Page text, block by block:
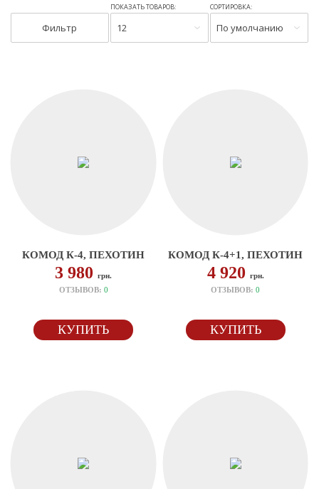
Фильтр
ПОКАЗАТЬ ТОВАРОВ:
12
СОРТИРОВКА:
По умолчанию
КОМОД К-4, ПЕХОТИН
3 980грн.
ОТЗЫВОВ: 0
КУПИТЬ
КОМОД К-4+1, ПЕХОТИН
4 920 грн.
ОТЗЫВОВ:0
КУПИТЬ